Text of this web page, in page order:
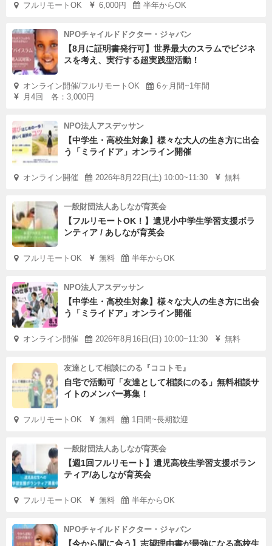
フルリモートOK 6,000円 半年からOK
NPOチャイルドドクター・ジャパン
【8月に証明書発行可】世界最大のスラムでビジネ
スを考え、実行する超実践型活動！
オンライン開催/フルリモートOK
6ヶ月間~1年間
月4回 各：3,000円
NPO法人アスデッサン
【中学生・高校生対象】様々な大人の生き方に出会
う「ミライドア」オンライン開催
オンライン開催 2026年8月22日(土) 10:00~11:30 無料
一般財団法人あしなが育英会
【フルリモートOK！】遺児小中学生学習支援ボラ
ンティア / あしなが育英会
フルリモートOK 無料 半年からOK
NPO法人アスデッサン
【中学生・高校生対象】様々な大人の生き方に出会
う「ミライドア」オンライン開催
オンライン開催 2026年8月16日(日) 10:00~11:30 無料
友達として相談にのる『ココトモ』
自宅で活動可「友達として相談にのる」無料相談サ
イトのメンバー募集！
フルリモートOK 無料 1日間~長期歓迎
一般財団法人あしなが育英会
【週1回フルリモート】遺児高校生学習支援ボラン
ティア/あしなが育英会
フルリモートOK 無料 半年からOK
NPOチャイルドドクター・ジャパン
【今から間に合う】志望理由書が最強になる高校生